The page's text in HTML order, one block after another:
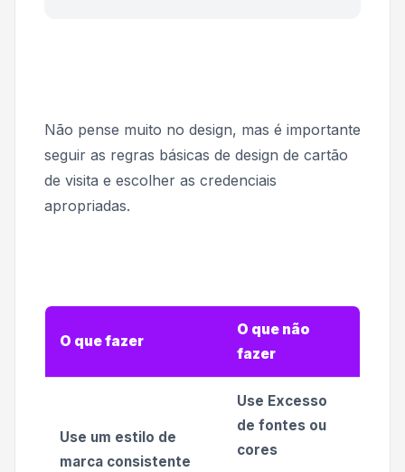
Não pense muito no design, mas é importante
seguir as regras básicas de design de cartão
de visita e escolher as credenciais
apropriadas.
O que fazer
O que não
fazer
Use um estilo de
marca consistente
Use Excesso
de fontes ou
cores